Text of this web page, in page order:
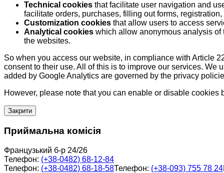
Technical cookies that facilitate user navigation and
facilitate orders, purchases, filling out forms,
Customization cookies that allow users to access
Analytical cookies which allow anonymous analysis
the websites.
So when you access our website, in compliance with Article
consent to their use. All of this is to improve our services.
added by Google Analytics are governed by the privacy
However, please note that you can enable or disable cookies
Закрити
Приймальна комісія
Французький б-р 24/26
Телефон: (+38-0482) 68-12-84
Телефон: (+38-0482) 68-18-58Телефон: (+38-093) 755 78 24